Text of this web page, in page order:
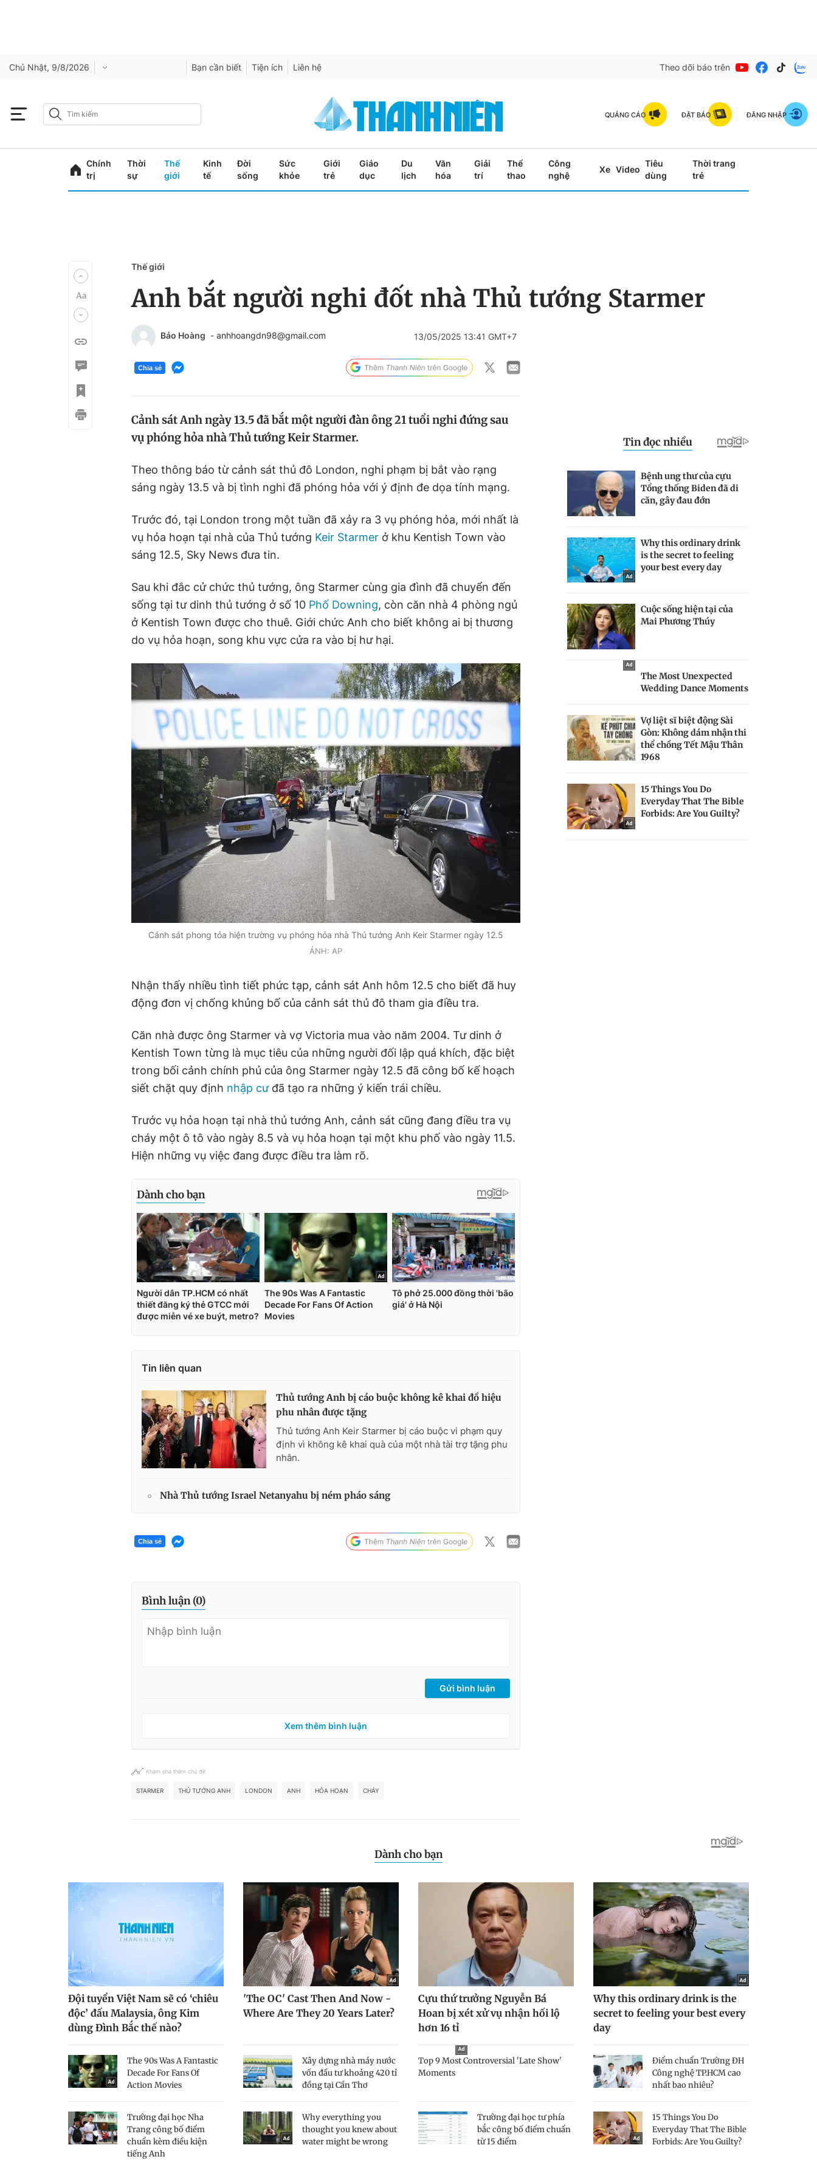
Chủ Nhật, 9/8/2026 Bạn cần biết Tiện ích Liên hệ Theo dõi báo trên
QUẢNG CÁO ĐẶT BÁO ĐĂNG NHẬP
Chính
trị
Thời
sự
Thế
giới
Kinh
tế
Đời
sống
Sức
khỏe
Giới
trẻ
Giáo
dục
Du
lịch
Văn
hóa
Giải
trí
Thể
thao
Công
nghệ
Xe Video
Tiêu
dùng
Thời trang
trẻ
Thế giới
Anh bắt người nghi đốt nhà Thủ tướng Starmer
Bảo Hoàng - anhhoangdn98@gmail.com 13/05/2025 13:41 GMT+7
Chia sẻ
Cảnh sát Anh ngày 13.5 đã bắt một người đàn ông 21 tuổi nghi đứng sau
vụ phóng hỏa nhà Thủ tướng Keir Starmer.
Theo thông báo từ cảnh sát thủ đô London, nghi phạm bị bắt vào rạng
sáng ngày 13.5 và bị tình nghi đã phóng hỏa với ý định đe dọa tính mạng.
Trước đó, tại London trong một tuần đã xảy ra 3 vụ phóng hỏa, mới nhất là
vụ hỏa hoạn tại nhà của Thủ tướng Keir Starmer ở khu Kentish Town vào
sáng 12.5, Sky News đưa tin.
Sau khi đắc cử chức thủ tướng, ông Starmer cùng gia đình đã chuyển đến
sống tại tư dinh thủ tướng ở số 10 Phố Downing, còn căn nhà 4 phòng ngủ
ở Kentish Town được cho thuê. Giới chức Anh cho biết không ai bị thương
do vụ hỏa hoạn, song khu vực cửa ra vào bị hư hại.
Cảnh sát phong tỏa hiện trường vụ phóng hỏa nhà Thủ tướng Anh Keir Starmer ngày 12.5
ẢNH: AP
Nhận thấy nhiều tình tiết phức tạp, cảnh sát Anh hôm 12.5 cho biết đã huy
động đơn vị chống khủng bố của cảnh sát thủ đô tham gia điều tra.
Căn nhà được ông Starmer và vợ Victoria mua vào năm 2004. Tư dinh ở
Kentish Town từng là mục tiêu của những người đối lập quá khích, đặc biệt
trong bối cảnh chính phủ của ông Starmer ngày 12.5 đã công bố kế hoạch
siết chặt quy định nhập cưđã tạo ra những ý kiến trái chiều.
Trước vụ hỏa hoạn tại nhà thủ tướng Anh, cảnh sát cũng đang điều tra vụ
cháy một ô tô vào ngày 8.5 và vụ hỏa hoạn tại một khu phố vào ngày 11.5.
Hiện những vụ việc đang được điều tra làm rõ.
Tin liên quan
Thủ tướng Anh bị cáo buộc không kê khai đồ hiệu
phu nhân được tặng
Thủ tướng Anh Keir Starmer bị cáo buộc vi phạm quy
định vì không kê khai quà của một nhà tài trợ tặng phu
nhân.
Nhà Thủ tướng Israel Netanyahu bị ném pháo sáng
Chia sẻ
Bình luận (0)
Gửi bình luận
Xem thêm bình luận
Khám phá thêm chủ đề
STARMER THỦ TƯỚNG ANH LONDON ANH HỎA HOẠN CHÁY